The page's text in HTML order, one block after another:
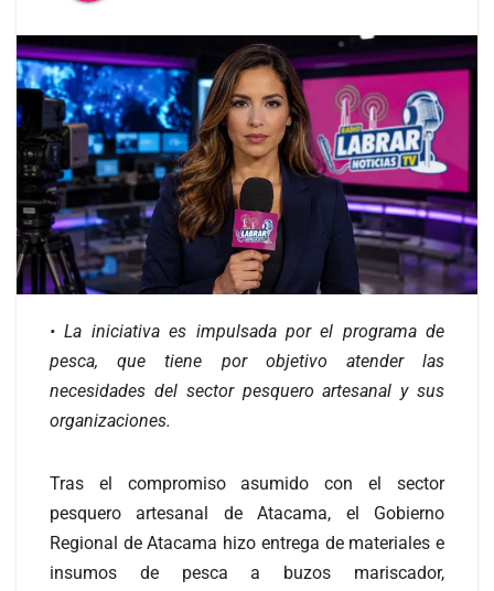
• La iniciativa es impulsada por el programa de
pesca, que tiene por objetivo atender las
necesidades del sector pesquero artesanal y sus
organizaciones.
Tras el compromiso asumido con el sector
pesquero artesanal de Atacama, el Gobierno
Regional de Atacama hizo entrega de materiales e
insumos de pesca a buzos mariscador,